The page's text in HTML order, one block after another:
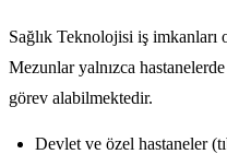
Sağlık Teknolojisi iş imkanları
Mezunlar yalnızca
görev alabilmektedir.
Devlet ve özel hastaneler